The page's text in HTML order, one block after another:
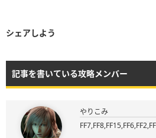
シェアしよう
記事を書いている攻略メンバー
やりこみ